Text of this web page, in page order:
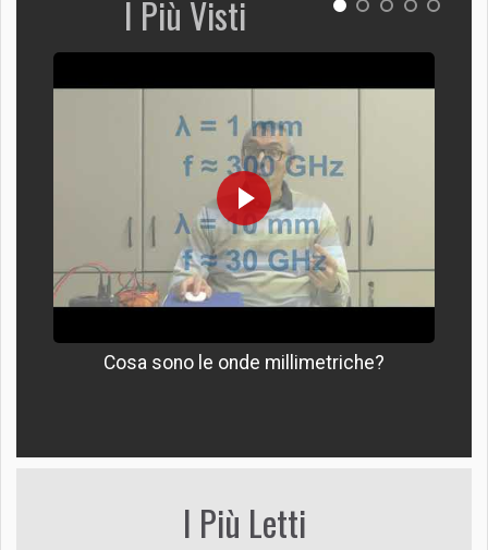
I Più Visti
Cosa sono le onde millimetriche?
I Più Letti